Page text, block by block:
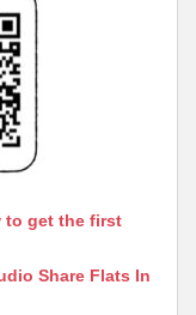
to get the first
Share Flats In